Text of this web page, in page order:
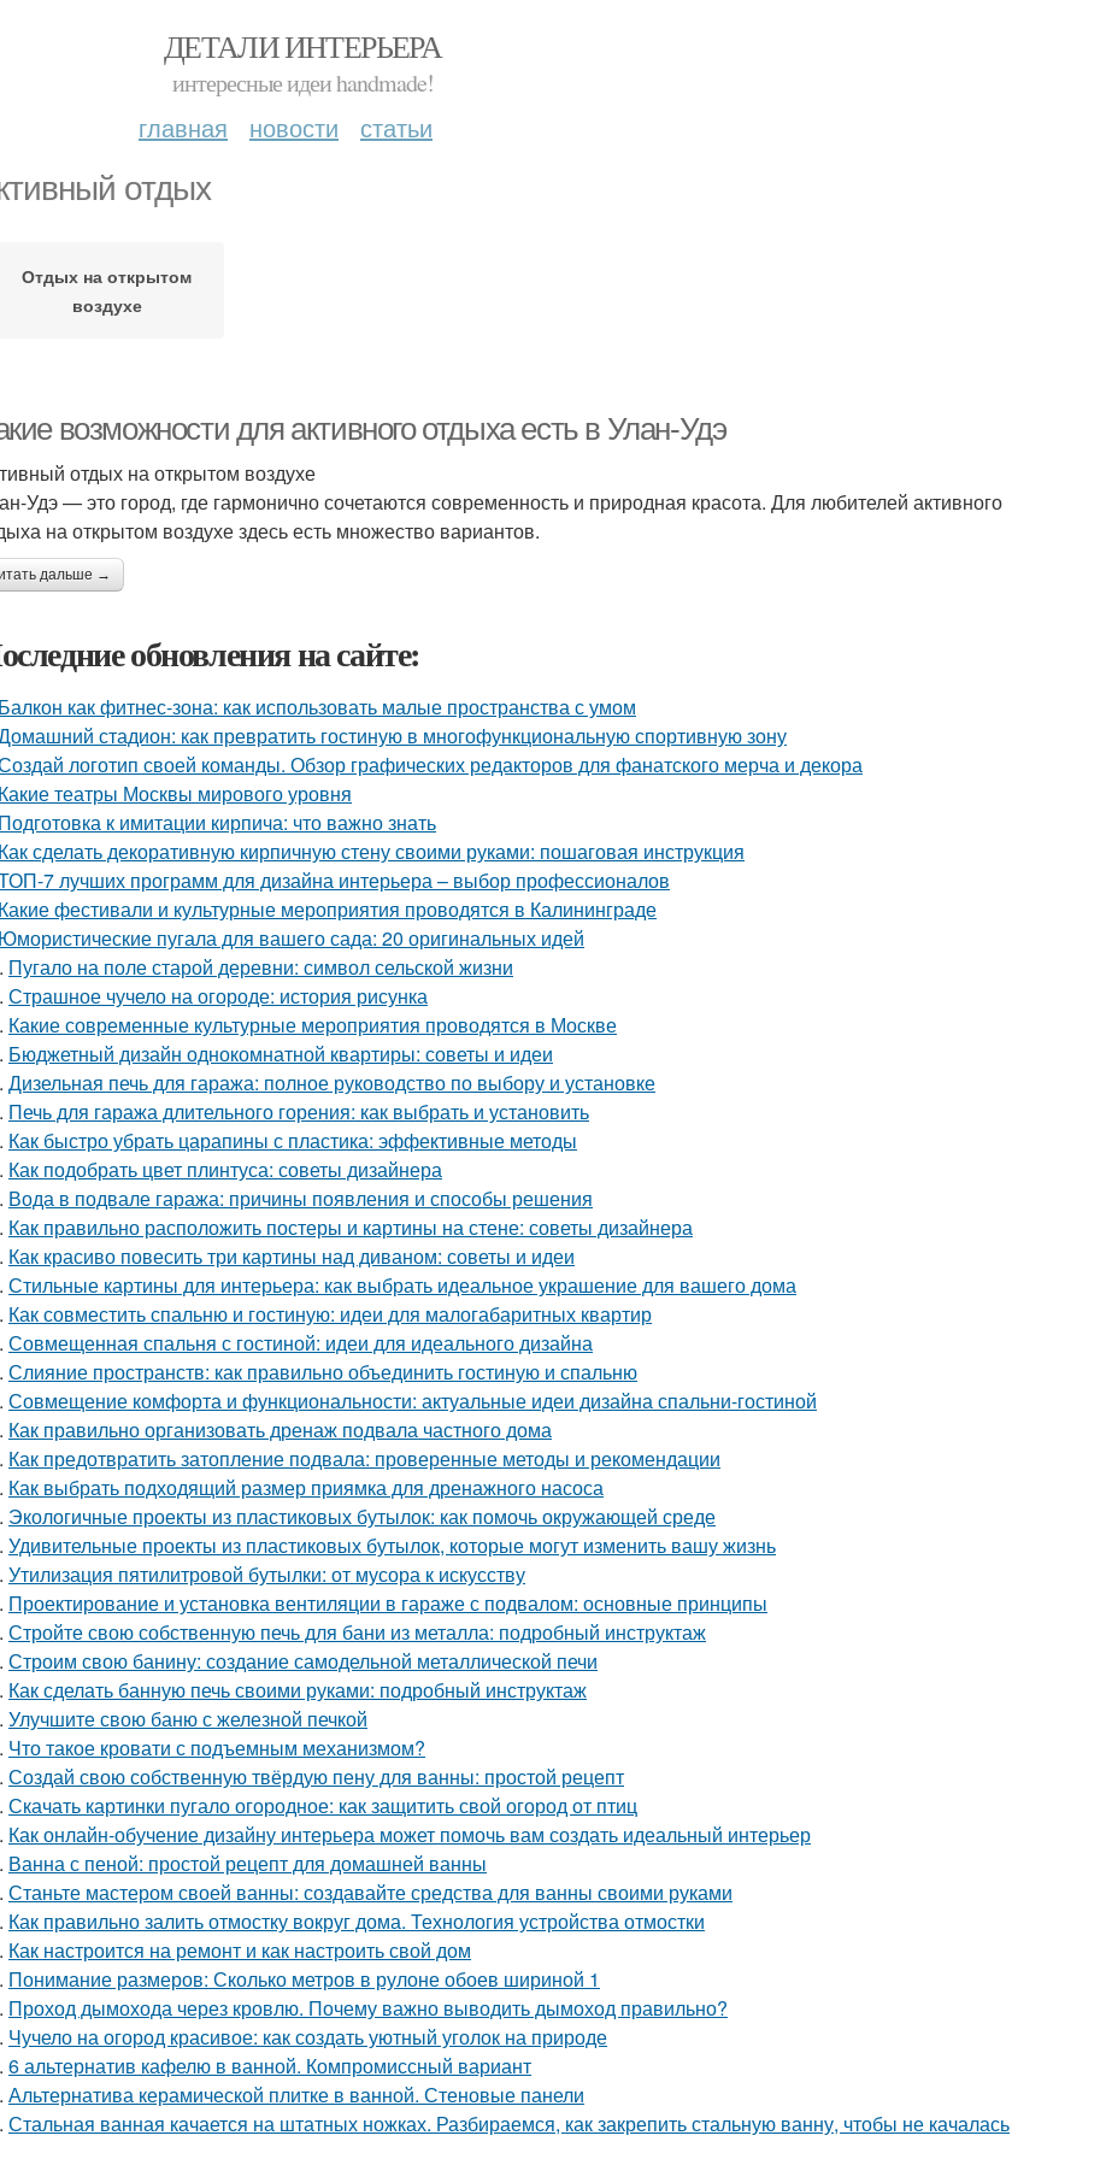
ДЕТАЛИ ИНТЕРЬЕРА
интересные идеи handmade!
главная новости статьи
отдых
Отдых на открытом
воздухе
возможности для активного отдыха есть в Улан-Удэ
отдых на открытом воздухе
Удэ — это город, где гармонично сочетаются современность и природная красота. Для любителей активного
на открытом воздухе здесь есть множество вариантов.
дальше →
обновления на сайте:
Балкон как фитнес-зона: как использовать малые пространства с умом
стадион: как превратить гостиную в многофункциональную спортивную зону
логотип своей команды. Обзор графических редакторов для фанатского мерча и декора
Какие театры Москвы мирового уровня
Подготовка к имитации кирпича: что важно знать
Как сделать декоративную кирпичную стену своими руками: пошаговая инструкция
7 лучших программ для дизайна интерьера – выбор профессионалов
Какие фестивали и культурные мероприятия проводятся в Калининграде
Юмористические пугала для вашего сада: 20 оригинальных идей
Пугало на поле старой деревни: символ сельской жизни
Страшное чучело на огороде: история рисунка
Какие современные культурные мероприятия проводятся в Москве
Бюджетный дизайн однокомнатной квартиры: советы и идеи
Дизельная печь для гаража: полное руководство по выбору и установке
Печь для гаража длительного горения: как выбрать и установить
Как быстро убрать царапины с пластика: эффективные методы
Как подобрать цвет плинтуса: советы дизайнера
Вода в подвале гаража: причины появления и способы решения
Как правильно расположить постеры и картины на стене: советы дизайнера
Как красиво повесить три картины над диваном: советы и идеи
Стильные картины для интерьера: как выбрать идеальное украшение для вашего дома
Как совместить спальню и гостиную: идеи для малогабаритных квартир
Совмещенная спальня с гостиной: идеи для идеального дизайна
Слияние пространств: как правильно объединить гостиную и спальню
Совмещение комфорта и функциональности: актуальные идеи дизайна спальни-гостиной
Как правильно организовать дренаж подвала частного дома
Как предотвратить затопление подвала: проверенные методы и рекомендации
Как выбрать подходящий размер приямка для дренажного насоса
Экологичные проекты из пластиковых бутылок: как помочь окружающей среде
Удивительные проекты из пластиковых бутылок, которые могут изменить вашу жизнь
Утилизация пятилитровой бутылки: от мусора к искусству
Проектирование и установка вентиляции в гараже с подвалом: основные принципы
Стройте свою собственную печь для бани из металла: подробный инструктаж
Строим свою банину: создание самодельной металлической печи
Как сделать банную печь своими руками: подробный инструктаж
Улучшите свою баню с железной печкой
Что такое кровати с подъемным механизмом?
Создай свою собственную твёрдую пену для ванны: простой рецепт
Скачать картинки пугало огородное: как защитить свой огород от птиц
Как онлайн-обучение дизайну интерьера может помочь вам создать идеальный интерьер
Ванна с пеной: простой рецепт для домашней ванны
Станьте мастером своей ванны: создавайте средства для ванны своими руками
Как правильно залить отмостку вокруг дома. Технология устройства отмостки
Как настроится на ремонт и как настроить свой дом
Понимание размеров: Сколько метров в рулоне обоев шириной 1
Проход дымохода через кровлю. Почему важно выводить дымоход правильно?
Чучело на огород красивое: как создать уютный уголок на природе
6 альтернатив кафелю в ванной. Компромиссный вариант
Альтернатива керамической плитке в ванной. Стеновые панели
Стальная ванная качается на штатных ножках. Разбираемся, как закрепить стальную ванну, чтобы не качалась